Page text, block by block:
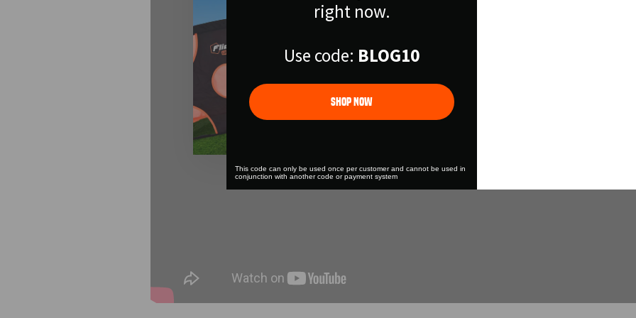
right now.
Use code: BLOG10
Shop Now
This code can only be used once per customer and cannot be used in
conjunction with another code or payment system